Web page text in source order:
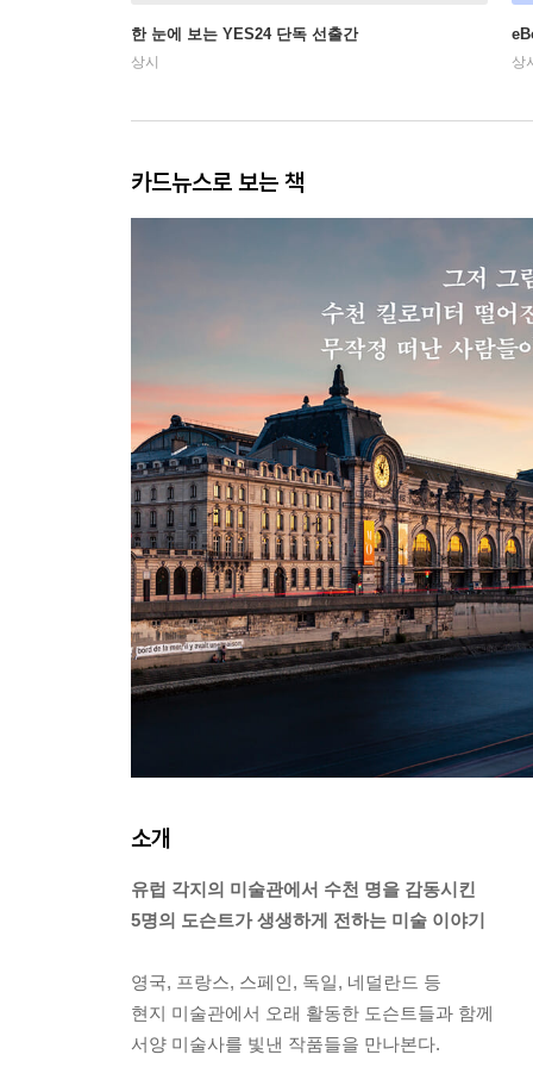
한 눈에 보는 YES24 단독 선출간
상시 상
카드뉴스로 보는 책
소개
유럽 각지의 미술관에서 수천 명을 감동시킨
5명의 도슨트가 생생하게 전하는 미술 이야기
영국, 프랑스, 스페인, 독일, 네덜란드 등
현지 미술관에서 오래 활동한 도슨트들과 함께
서양 미술사를 빛낸 작품들을 만나본다.